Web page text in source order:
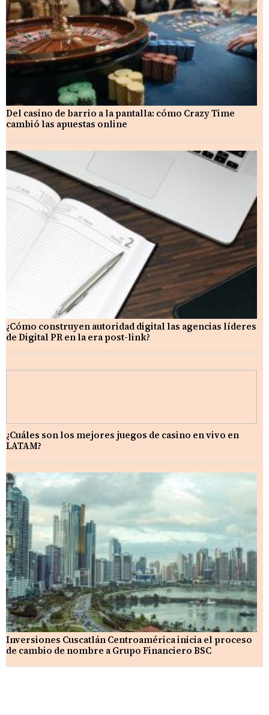
Del casino de barrio a la pantalla: cómo Crazy Time
cambió las apuestas online
¿Cómo construyen autoridad digital las agencias líderes
de Digital PR en la era post-link?
¿Cuáles son los mejores juegos de casino en vivo en
LATAM?
Inversiones Cuscatlán Centroamérica inicia el proceso
de cambio de nombre a Grupo Financiero BSC